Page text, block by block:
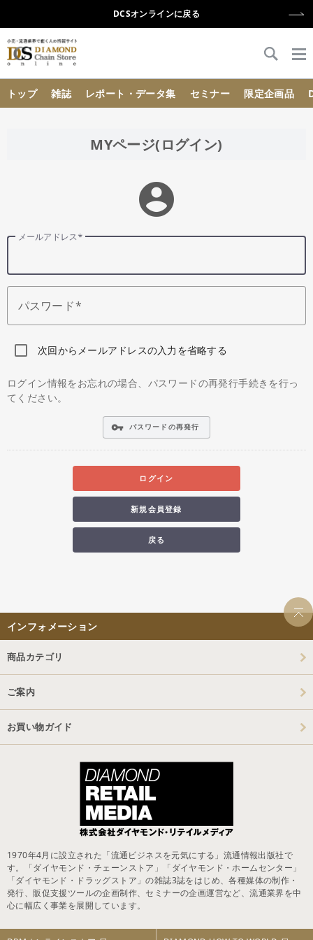
DCSオンラインに戻る
トップ 雑誌 レポート・データ集 セミナー 限定企画品
MYページ(ログイン)
account_circle
メールアドレス
パスワード
次回からメールアドレスの入力を省略する
ログイン情報をお忘れの場合、パスワードの再発行手続きを行っ
てください。
vpn_key パスワードの再発行
ログイン
新規会員登録
戻る
インフォメーション
商品カテゴリ
ご案内
お買い物ガイド
1970年4月に設立された「流通ビジネスを元気にする」流通情報出版社で
す。「ダイヤモンド・チェーンストア」「ダイヤモンド・ホームセンター」
「ダイヤモンド・ドラッグストア」の雑誌3誌をはじめ、各種媒体の制作・
発行、販促支援ツールの企画制作、セミナーの企画運営など、流通業界を中
心に幅広く事業を展開しています。